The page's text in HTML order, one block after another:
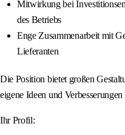
Mitwirkung bei
des Betriebs
Enge Zusammenarbeit mit
Lieferanten
Die Position bietet großen
eigene Ideen und
Ihr Profil: